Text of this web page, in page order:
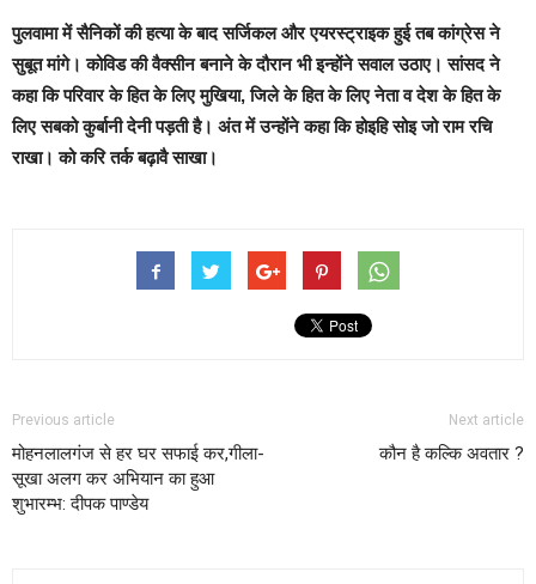
पुलवामा में सैनिकों की हत्या के बाद सर्जिकल और एयरस्ट्राइक हुई तब कांग्रेस ने
सुबूत मांगे। कोविड की वैक्सीन बनाने के दौरान भी इन्होंने सवाल उठाए। सांसद ने
कहा कि परिवार के हित के लिए मुखिया, जिले के हित के लिए नेता व देश के हित के
लिए सबको कुर्बानी देनी पड़ती है। अंत में उन्होंने कहा कि होइहि सोइ जो राम रचि
राखा। को करि तर्क बढ़ावै साखा।
Previous article
मोहनलालगंज से हर घर सफाई कर,गीला-
सूखा अलग कर अभियान का हुआ
शुभारम्भ: दीपक पाण्डेय
Next article
कौन है कल्कि अवतार ?